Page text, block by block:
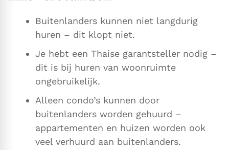
Buitenlanders kunnen niet langdurig
huren – dit klopt niet.
Je hebt een Thaise garantsteller nodig –
dit is bij huren van woonruimte
ongebruikelijk.
Alleen condo’s kunnen door
buitenlanders worden gehuurd –
appartementen en huizen worden ook
veel verhuurd aan buitenlanders.